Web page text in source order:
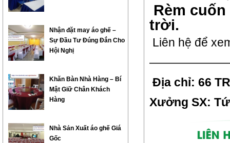
Rèm
trời.
Liên hệ để
Địa chỉ: 66
Xưởng SX:
Nhận đặt may áo ghế –
Sự Đầu Tư Đúng Đắn Cho
Hội Nghị
Khăn Bàn Nhà Hàng – Bí
Mật Giữ Chân Khách
Hàng
Nhà Sản Xuất áo ghế Giá
Gốc